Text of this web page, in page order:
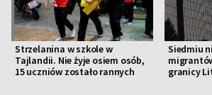
Strzelanina w szkole w
Tajlandii. Nie żyje osiem osób,
15 uczniów zostało rannych
Siedmiu
granicy